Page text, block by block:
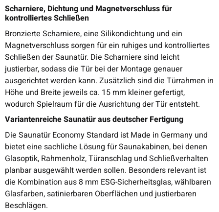
Scharniere, Dichtung und Magnetverschluss für
kontrolliertes Schließen
Bronzierte Scharniere, eine Silikondichtung und ein
Magnetverschluss sorgen für ein ruhiges und kontrolliertes
Schließen der Saunatür. Die Scharniere sind leicht
justierbar, sodass die Tür bei der Montage genauer
ausgerichtet werden kann. Zusätzlich sind die Türrahmen in
Höhe und Breite jeweils ca. 15 mm kleiner gefertigt,
wodurch Spielraum für die Ausrichtung der Tür entsteht.
Variantenreiche Saunatür aus deutscher Fertigung
Die Saunatür Economy Standard ist Made in Germany und
bietet eine sachliche Lösung für Saunakabinen, bei denen
Glasoptik, Rahmenholz, Türanschlag und Schließverhalten
planbar ausgewählt werden sollen. Besonders relevant ist
die Kombination aus 8 mm ESG-Sicherheitsglas, wählbaren
Glasfarben, satinierbaren Oberflächen und justierbaren
Beschlägen.